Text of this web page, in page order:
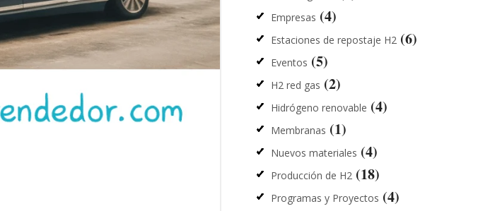
Empresas (4)
Estaciones de repostaje H2(6)
Eventos (5)
H2 red gas (2)
Hidrógeno renovable (4)
Membranas (1)
Nuevos materiales (4)
Producción de H2(18)
Programas y Proyectos (4)